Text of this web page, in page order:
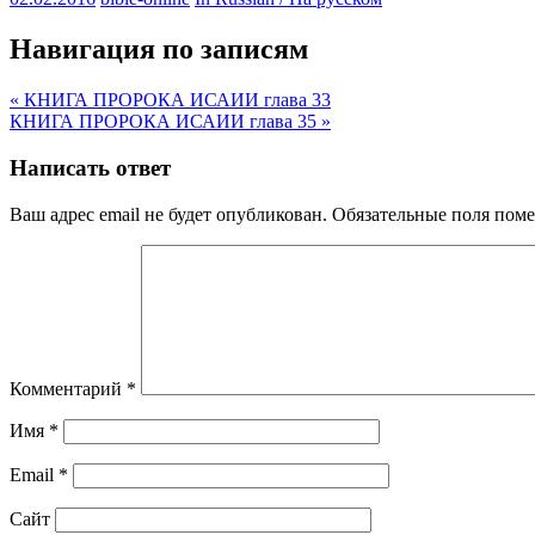
Навигация по записям
« КНИГА ПРОРОКА ИСАИИ глава 33
КНИГА ПРОРОКА ИСАИИ глава 35 »
Написать ответ
Ваш адрес email не будет опубликован. Обязательные поля
Комментарий *
Имя *
Email *
Сайт